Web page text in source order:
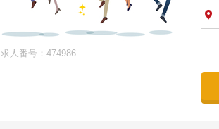
求人番号：474986